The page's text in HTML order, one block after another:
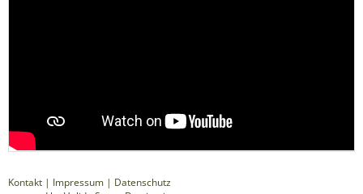
Kontakt | Impressum | Datenschutz